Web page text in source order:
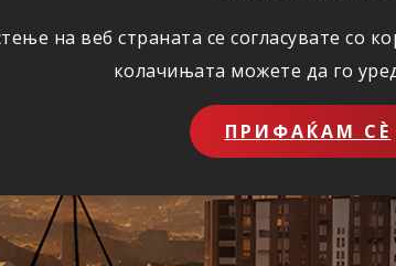
на веб страната се согласувате со
колачињата можете да го
ПРИФАЌАМ СЀ